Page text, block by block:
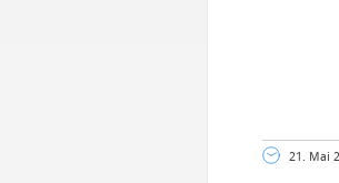
21. Mai